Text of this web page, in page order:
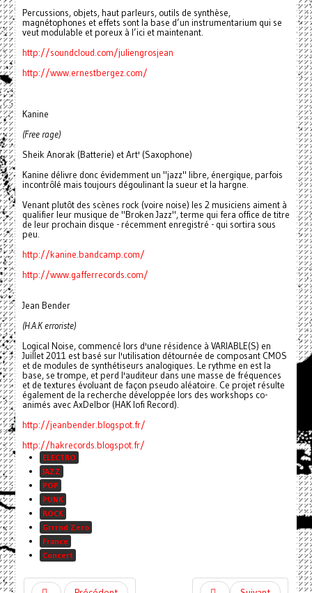
Percussions, objets, haut parleurs, outils de synthèse,
magnétophones et effets sont la base d’un instrumentarium qui se
veut modulable et poreux à l’ici et maintenant.
http://soundcloud.com/juliengrosjean
http://www.ernestbergez.com/
Kanine
(Free rage)
Sheik Anorak (Batterie) et Art' (Saxophone)
Kanine délivre donc évidemment un "jazz" libre, énergique, parfois
incontrôlé mais toujours dégoulinant la sueur et la hargne.
Venant plutôt des scènes rock (voire noise) les 2 musiciens aiment à
qualifier leur musique de "Broken Jazz", terme qui fera office de titre
de leur prochain disque - récemment enregistré - qui sortira sous
peu.
http://kanine.bandcamp.com/
http://www.gafferrecords.com/
Jean Bender
(H.A.K erroriste)
Logical Noise, commencé lors d'une résidence à VARIABLE(S) en
Juillet 2011 est basé sur l'utilisation détournée de composant CMOS
et de modules de synthétiseurs analogiques. Le rythme en est la
base, se trompe, et perd l'auditeur dans une masse de fréquences
et de textures évoluant de façon pseudo aléatoire. Ce projet résulte
également de la recherche développée lors des workshops co-
animés avec AxDelbor (HAK lofi Record).
http://jeanbender.blogspot.fr/
http://hakrecords.blogspot.fr/
ELECTRO
JAZZ
POP
PUNK
ROCK
Grrrnd Zero
France
Concert